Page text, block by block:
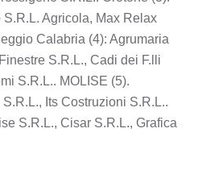
Agricola, Max Relax
Calabria (4): Agrumaria
S.R.L., Cadi dei F.lli
S.R.L.. MOLISE (5).
Its Costruzioni S.R.L..
S.R.L., Cisar S.R.L., Grafica